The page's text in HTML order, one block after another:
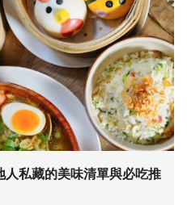
私藏的美味清單與必吃推